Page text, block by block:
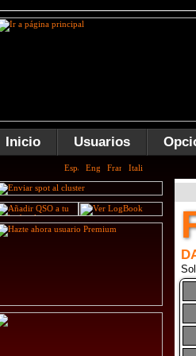
Inicio Usuarios